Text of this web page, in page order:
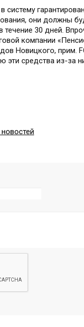
они должны
30 дней.
компании
Новицкого, прим.
средства из-за